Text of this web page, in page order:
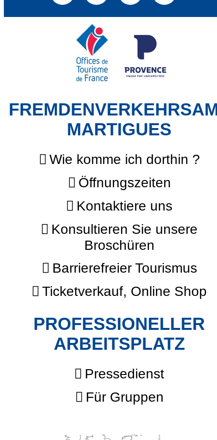
MARTIGUES
Wie komme ich dorthin ?
Öffnungszeiten
Kontaktiere uns
Konsultieren Sie unsere
Broschüren
Barrierefreier Tourismus
Ticketverkauf, Online Shop
PROFESSIONELLER
ARBEITSPLATZ
Pressedienst
Für Gruppen